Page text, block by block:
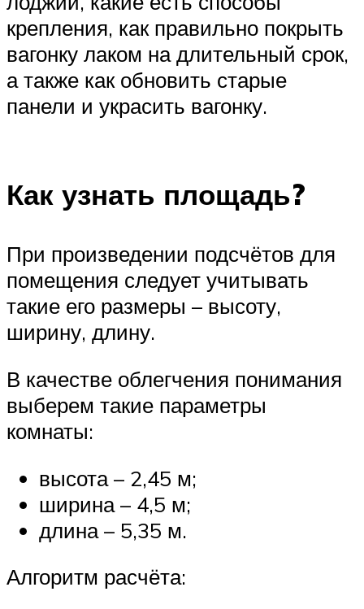
крепления, как правильно покрыть
вагонку лаком на длительный срок,
а также как обновить старые
панели и украсить вагонку.
Как узнать площадь?
При произведении подсчётов для
помещения следует учитывать
такие его размеры – высоту,
ширину, длину.
В качестве облегчения понимания
выберем такие параметры
комнаты:
высота – 2,45 м;
ширина – 4,5 м;
длина – 5,35 м.
Алгоритм расчёта: